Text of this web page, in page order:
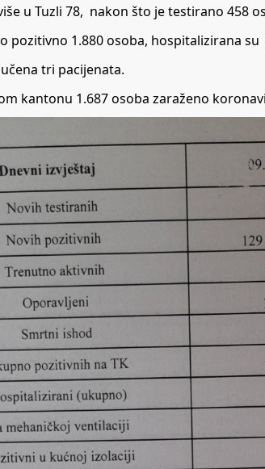
u Tuzli 78, nakon što je testirano 458
pozitivno 1.880 osoba, hospitalizirana su
tri pacijenata.
kantonu 1.687 osoba zaraženo